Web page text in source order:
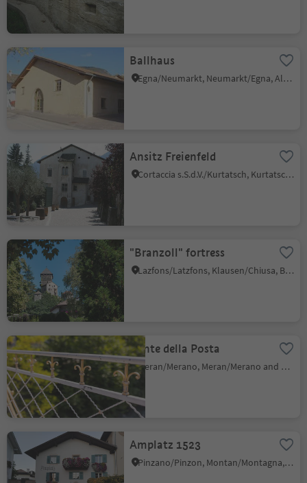
Ballhaus
Egna/Neumarkt, Neumarkt/Egna, Alto Adige Wine Road
Ansitz Freienfeld
Cortaccia s.S.d.V./Kurtatsch, Kurtatsch an der Weinstraße/Cortaccia sulla Strada del Vino, Alto Adige Wine Road
"Branzoll" fortress
Lazfons/Latzfons, Klausen/Chiusa, Brixen/Bressanone and environs
Ponte della Posta
Meran/Merano, Meran/Merano and environs
Amplatz 1523
Pinzano/Pinzon, Montan/Montagna, Alto Adige Wine Road